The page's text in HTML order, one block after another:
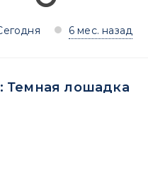
6 мес. назад
Темная лошадка